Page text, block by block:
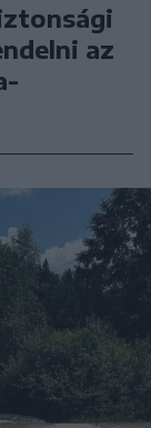
az